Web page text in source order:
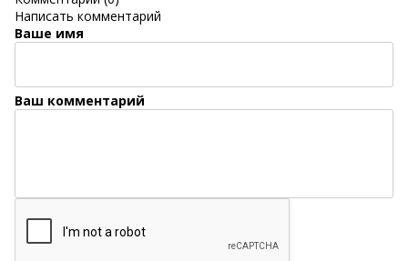
Написать комментарий
Ваше имя
Ваш комментарий